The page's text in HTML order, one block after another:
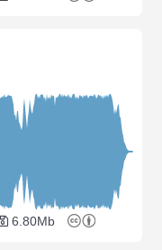
6.80Mb